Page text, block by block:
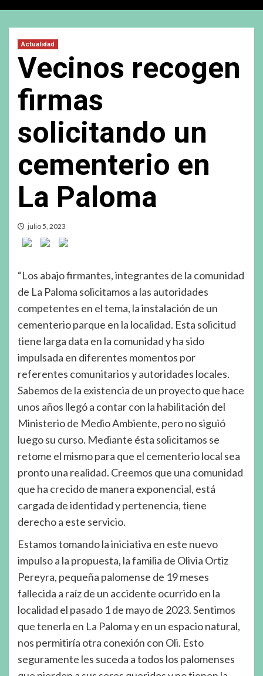
Actualidad
Vecinos recogen
firmas
solicitando un
cementerio en
La Paloma
julio 5, 2023
“Los abajo firmantes, integrantes de la comunidad
de La Paloma solicitamos a las autoridades
competentes en el tema, la instalación de un
cementerio parque en la localidad. Esta solicitud
tiene larga data en la comunidad y ha sido
impulsada en diferentes momentos por
referentes comunitarios y autoridades locales.
Sabemos de la existencia de un proyecto que hace
unos años llegó a contar con la habilitación del
Ministerio de Medio Ambiente, pero no siguió
luego su curso. Mediante ésta solicitamos se
retome el mismo para que el cementerio local sea
pronto una realidad. Creemos que una comunidad
que ha crecido de manera exponencial, está
cargada de identidad y pertenencia, tiene
derecho a este servicio.
Estamos tomando la iniciativa en este nuevo
impulso a la propuesta, la familia de Olivia Ortiz
Pereyra, pequeña palomense de 19 meses
fallecida a raíz de un accidente ocurrido en la
localidad el pasado 1 de mayo de 2023. Sentimos
que tenerla en La Paloma y en un espacio natural,
nos permitiría otra conexión con Oli. Esto
seguramente les suceda a todos los palomenses